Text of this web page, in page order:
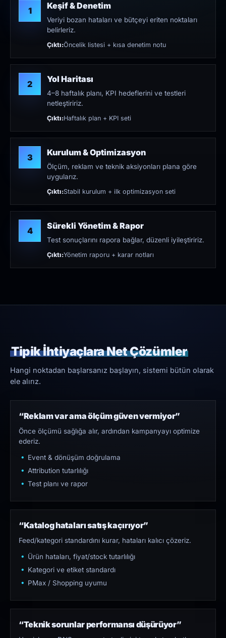
1 Keşif & Denetim
Veriyi bozan hataları ve bütçeyi eriten noktaları
belirleriz.
Çıktı:Öncelik listesi + kısa denetim notu
2 Yol Haritası
4–8 haftalık planı, KPI hedeflerini ve testleri
netleştiririz.
Çıktı:Haftalık plan + KPI seti
3 Kurulum & Optimizasyon
Ölçüm, reklam ve teknik aksiyonları plana göre
uygularız.
Çıktı:Stabil kurulum + ilk optimizasyon seti
4 Sürekli Yönetim & Rapor
Test sonuçlarını rapora bağlar, düzenli iyileştiririz.
Çıktı:Yönetim raporu + karar notları
Tipik İhtiyaçlara Net Çözümler
Hangi noktadan başlarsanız başlayın, sistemi bütün olarak
ele alırız.
“Reklam var ama ölçüm güven vermiyor”
Önce ölçümü sağlığa alır, ardından kampanyayı optimize
ederiz.
Event & dönüşüm doğrulama
Attribution tutarlılığı
Test planı ve rapor
“Katalog hataları satış kaçırıyor”
Feed/kategori standardını kurar, hataları kalıcı çözeriz.
Ürün hataları, fiyat/stock tutarlılığı
Kategori ve etiket standardı
PMax / Shopping uyumu
“Teknik sorunlar performansı düşürüyor”